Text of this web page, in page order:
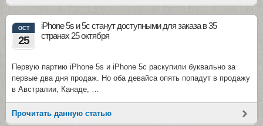
OCT
25
iPhone 5s и 5c станут доступными для заказа в 35
странах 25 октября
Первую партию iPhone 5s и iPhone 5c раскупили буквально за
первые два дня продаж. Но оба девайса опять попадут в продажу
в Австралии, Канаде, …
Прочитать данную статью